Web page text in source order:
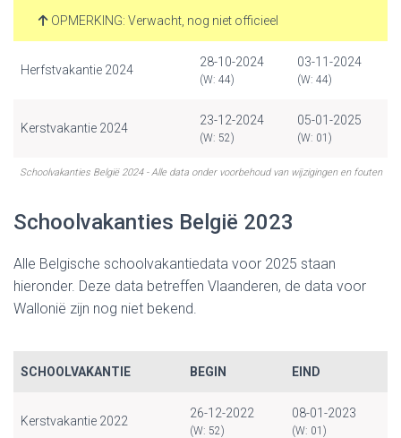
Schoolvakanties België 2024 - Alle data onder voorbehoud van wijzigingen en fouten
OPMERKING: Verwacht, nog niet officieel
Herfstvakantie 2024
28-10-2024
(W: 44)
03-11-2024
(W: 44)
Kerstvakantie 2024
23-12-2024
(W: 52)
05-01-2025
(W: 01)
Schoolvakanties België 2023
Alle Belgische schoolvakantiedata voor 2025 staan
hieronder. Deze data betreffen Vlaanderen, de data voor
Wallonië zijn nog niet bekend.
SCHOOLVAKANTIE BEGIN EIND
Kerstvakantie 2022
26-12-2022
(W: 52)
08-01-2023
(W: 01)